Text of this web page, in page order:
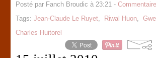
Posté par Fanch Broudic à 23:21 -
Tags: Jean-Claude Le Ruyet, Riwal Huon,
Charles Huitorel